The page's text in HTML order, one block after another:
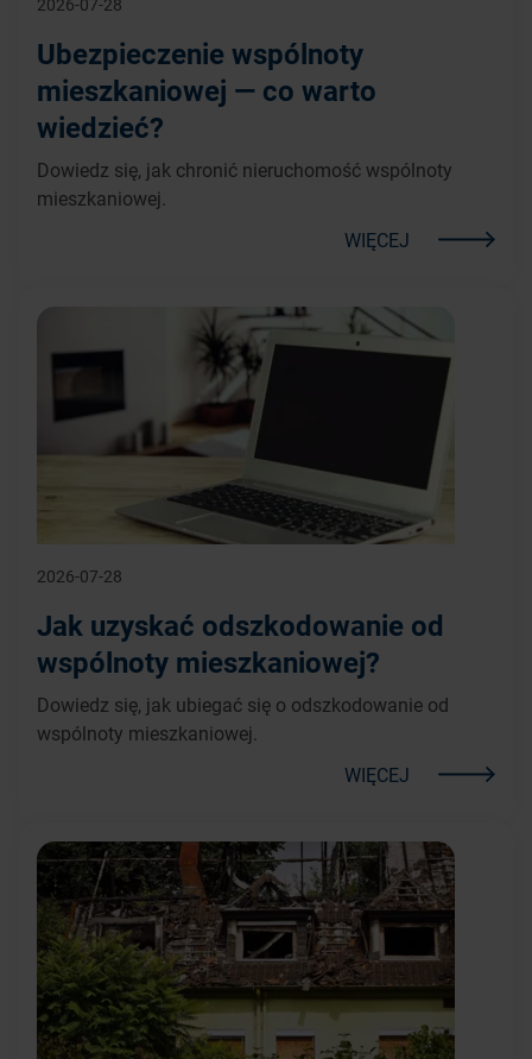
Ubezpieczenie wspólnoty
mieszkaniowej — co warto
wiedzieć?
Dowiedz się, jak chronić nieruchomość wspólnoty
mieszkaniowej.
WIĘCEJ
2026-07-28
Jak uzyskać odszkodowanie od
wspólnoty mieszkaniowej?
Dowiedz się, jak ubiegać się o odszkodowanie od
wspólnoty mieszkaniowej.
WIĘCEJ